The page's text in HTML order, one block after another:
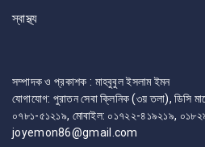
স্বাস্থ্য
সম্পাদক ও প্রকাশক : মাহবুবুল ইসলাম ইমন
যোগাযোগ: পুরাতন সেবা ক্লিনিক (৩য় তলা), ডিসি
০৭৮১-৫১২১৯, মোবাইল: ০১৭২২-৪১৯২১৯,
joyemon86@gmail.com